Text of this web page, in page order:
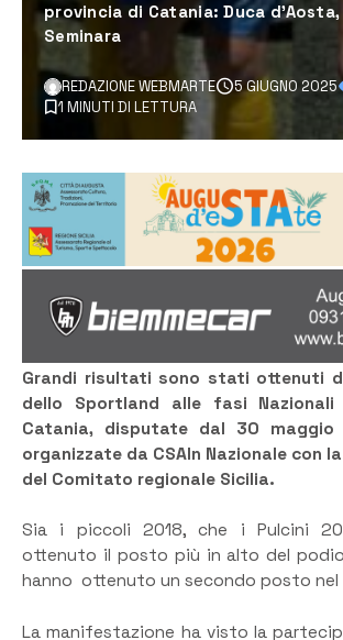
provincia di Catania: Duca
Seminara
REDAZIONE WEBMARTE 5 GIUGNO 2025
1 MINUTI DI LETTURA
Grandi risultati sono stati ottenuti
dello Sportland alle fasi Nazionali
Catania, disputate dal 30
organizzate da CSAIn Nazionale con
del Comitato regionale Sicilia.
Sia i piccoli 2018, che i Pulcini
ottenuto il posto più in alto del
hanno ottenuto un secondo posto
La manifestazione ha visto la